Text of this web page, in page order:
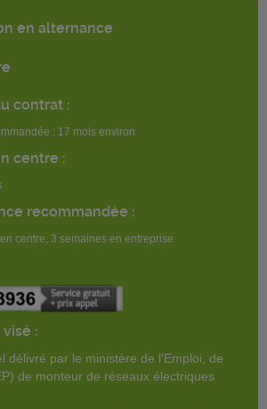
en alternance
contrat :
: 17 mois environ
centre :
recommandée :
centre, 3 semaines en entreprise
:
délivré par le ministère de l'Emploi, de
de monteur de réseaux électriques